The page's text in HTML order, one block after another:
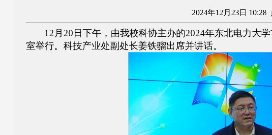
2024年12月23日 10:28
12月20日下午，由我校科协主办的2024年东北电力大
室举行。科技产业处副处长姜铁骝出席并讲话。